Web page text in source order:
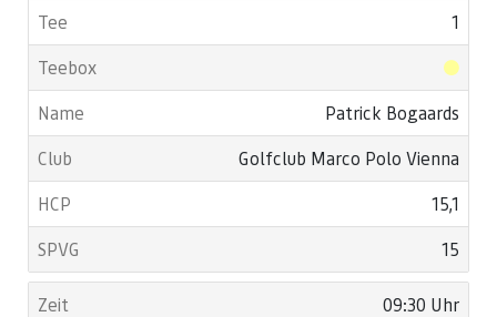
1
Patrick Bogaards
Golfclub Marco Polo Vienna
15,1
15
09:30 Uhr